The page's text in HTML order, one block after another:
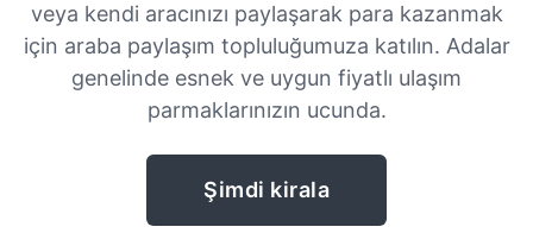
veya kendi aracınızı paylaşarak para kazanmak
için araba paylaşım topluluğumuza katılın. Adalar
genelinde esnek ve uygun fiyatlı ulaşım
parmaklarınızın ucunda.
Şimdi kirala